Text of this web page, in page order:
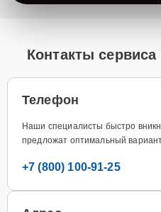
Контакты
Телефон
Наши специалисты быстро
предложат оптимальный
+7 (800) 100-91-25